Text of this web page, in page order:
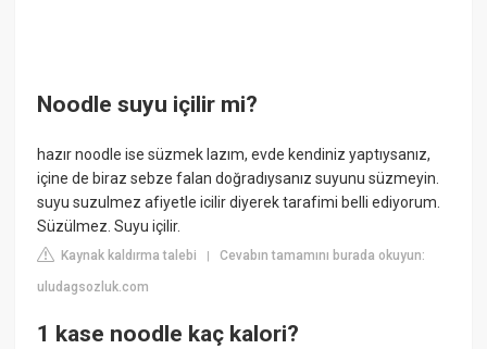
Noodle suyu içilir mi?
hazır noodle ise süzmek lazım, evde kendiniz yaptıysanız,
içine de biraz sebze falan doğradıysanız suyunu süzmeyin.
suyu suzulmez afiyetle icilir diyerek tarafimi belli ediyorum.
Süzülmez. Suyu içilir.
Kaynak kaldırma talebi |Cevabın tamamını burada okuyun:
uludagsozluk.com
1 kase noodle kaç kalori?